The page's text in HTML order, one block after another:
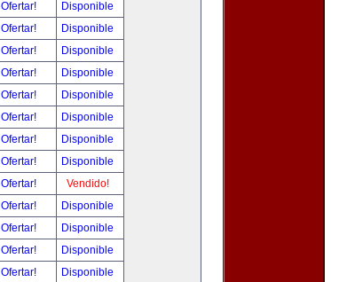
Ofertar!
Disponible
Ofertar!
Disponible
Ofertar!
Disponible
Ofertar!
Disponible
Ofertar!
Disponible
Ofertar!
Disponible
Ofertar!
Disponible
Ofertar!
Disponible
Ofertar!
Vendido!
Ofertar!
Disponible
Ofertar!
Disponible
Ofertar!
Disponible
Ofertar! Disponible